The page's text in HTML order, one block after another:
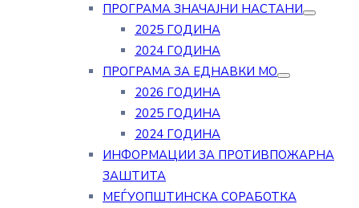
ПРОГРАМА ЗНАЧАЈНИ НАСТАНИ
2025 ГОДИНА
2024 ГОДИНА
ПРОГРАМА ЗА ЕДНАВКИ МО
2026 ГОДИНА
2025 ГОДИНА
2024 ГОДИНА
ИНФОРМАЦИИ ЗА ПРОТИВПОЖАРНА
ЗАШТИТА
МЕЃУОПШТИНСКА СОРАБОТКА